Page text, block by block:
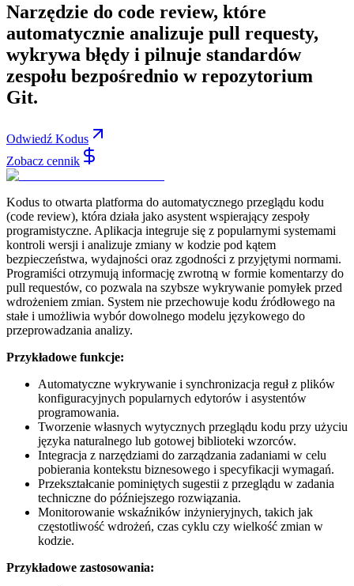
Narzędzie do code review, które
automatycznie analizuje pull requesty,
wykrywa błędy i pilnuje standardów
zespołu bezpośrednio w repozytorium
Git.
Odwiedź Kodus
Zobacz cennik
Kodus to otwarta platforma do automatycznego przeglądu kodu
(code review), która działa jako asystent wspierający zespoły
programistyczne. Aplikacja integruje się z popularnymi systemami
kontroli wersji i analizuje zmiany w kodzie pod kątem
bezpieczeństwa, wydajności oraz zgodności z przyjętymi normami.
Programiści otrzymują informację zwrotną w formie komentarzy do
pull requestów, co pozwala na szybsze wykrywanie pomyłek przed
wdrożeniem zmian. System nie przechowuje kodu źródłowego na
stałe i umożliwia wybór dowolnego modelu językowego do
przeprowadzania analizy.
Przykładowe funkcje:
Automatyczne wykrywanie i synchronizacja reguł z plików
konfiguracyjnych popularnych edytorów i asystentów
programowania.
Tworzenie własnych wytycznych przeglądu kodu przy użyciu
języka naturalnego lub gotowej biblioteki wzorców.
Integracja z narzędziami do zarządzania zadaniami w celu
pobierania kontekstu biznesowego i specyfikacji wymagań.
Przekształcanie pominiętych sugestii z przeglądu w zadania
techniczne do późniejszego rozwiązania.
Monitorowanie wskaźników inżynieryjnych, takich jak
częstotliwość wdrożeń, czas cyklu czy wielkość zmian w
kodzie.
Przykładowe zastosowania: